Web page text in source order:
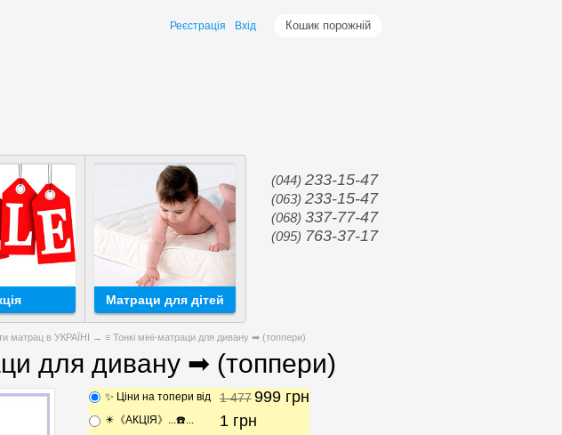
Кошик порожній
Реєстрація Вхід
(044) 233-15-47
(063) 233-15-47
(068) 337-77-47
(095) 763-37-17
Матраци для дітей
матрац в УКРАЇНІ → ≡ Тонкі міні-матраци для дивану ➡ (топпери)
для дивану ➡ (топпери)
✨ Ціни на топери від 1 477999 грн
✴️《АКЦІЯ》...☎️... 1 грн